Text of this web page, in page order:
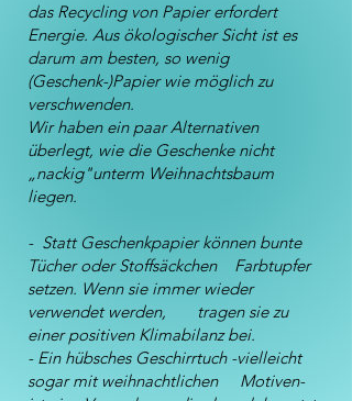
das Recycling von Papier erfordert
Energie. Aus ökologischer Sicht ist es
darum am besten, so wenig
(Geschenk-)Papier wie möglich zu
verschwenden.
Wir haben ein paar Alternativen
überlegt, wie die Geschenke nicht
„nackig"unterm Weihnachtsbaum
liegen.
- Statt Geschenkpapier können bunte
Tücher oder Stoffsäckchen Farbtupfer
setzen. Wenn sie immer wieder
verwendet werden, tragen sie zu
einer positiven Klimabilanz bei.
- Ein hübsches Geschirrtuch -vielleicht
sogar mit weihnachtlichen Motiven-